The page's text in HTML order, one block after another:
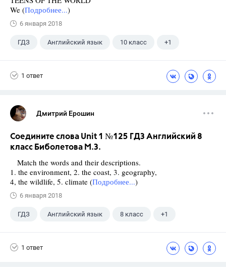
We (Подробнее...)
6 января 2018
ГДЗ Английский язык 10 класс +1
1 ответ
Дмитрий Ерошин
Соедините слова Unit 1 №125 ГДЗ Английский 8
класс Биболетова М.З.
Match the words and their descriptions.
1. the environment, 2. the coast, 3. geography,
4, the wildlife, 5. climate (Подробнее...)
6 января 2018
ГДЗ Английский язык 8 класс +1
1 ответ